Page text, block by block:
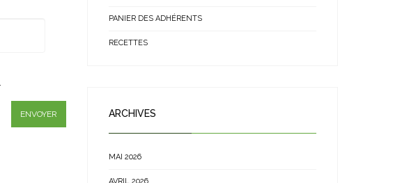
PANIER DES ADHÉRENTS
RECETTES
ARCHIVES
MAI 2026